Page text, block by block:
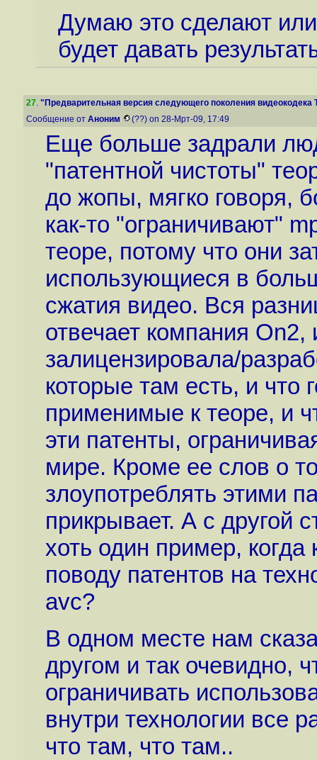
Думаю это сделают
будет давать
27. "Предварительная версия следующего поколения видеокодека
Сообщение от Аноним (??) on 28-Мрт-09, 17:49
Еще больше задрали
"патентной чистоты"
до жопы, мягко говоря,
как-то "ограничивают"
теоре, потому что они
использующиеся в
сжатия видео. Вся
отвечает компания On2,
залицензировала/
которые там есть, и что
применимые к теоре, и
эти патенты,
мире. Кроме ее слов о
злоупотреблять этими
прикрывает. А с другой
хоть один пример, когда
поводу патентов на
avc?
В одном месте нам
другом и так очевидно,
ограничивать
внутри технологии все
что там, что там..